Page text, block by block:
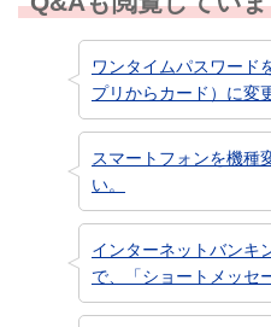
ワンタイムパスワード
プリからカード）に変
スマートフォンを機種
い。
インターネットバンキ
で、「ショートメッセ